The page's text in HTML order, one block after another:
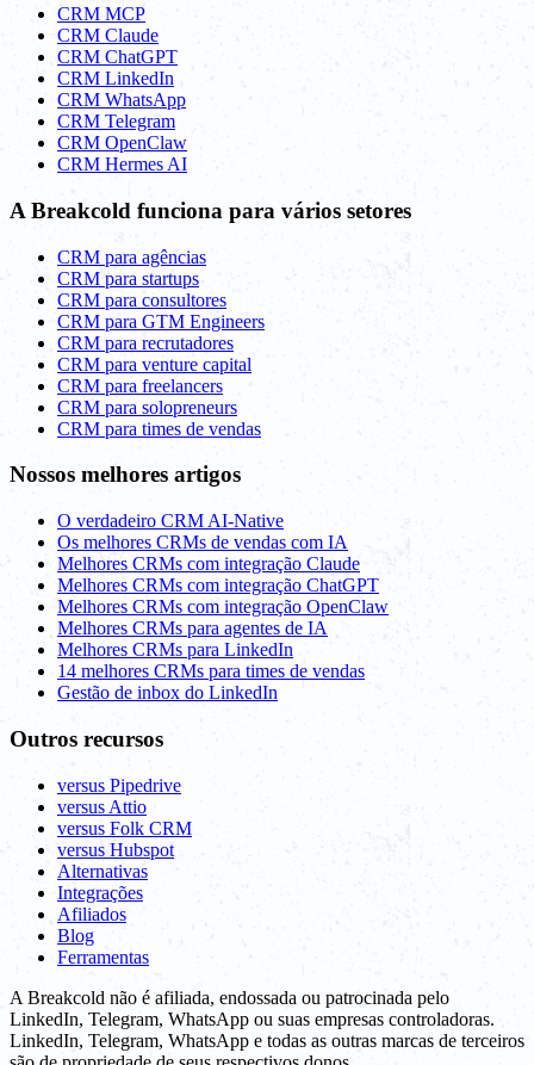
CRM MCP
CRM Claude
CRM ChatGPT
CRM LinkedIn
CRM WhatsApp
CRM Telegram
CRM OpenClaw
CRM Hermes AI
A Breakcold funciona para vários setores
CRM para agências
CRM para startups
CRM para consultores
CRM para GTM Engineers
CRM para recrutadores
CRM para venture capital
CRM para freelancers
CRM para solopreneurs
CRM para times de vendas
Nossos melhores artigos
O verdadeiro CRM AI-Native
Os melhores CRMs de vendas com IA
Melhores CRMs com integração Claude
Melhores CRMs com integração ChatGPT
Melhores CRMs com integração OpenClaw
Melhores CRMs para agentes de IA
Melhores CRMs para LinkedIn
14 melhores CRMs para times de vendas
Gestão de inbox do LinkedIn
Outros recursos
versus Pipedrive
versus Attio
versus Folk CRM
versus Hubspot
Alternativas
Integrações
Afiliados
Blog
Ferramentas
A Breakcold não é afiliada, endossada ou patrocinada pelo
LinkedIn, Telegram, WhatsApp ou suas empresas controladoras.
LinkedIn, Telegram, WhatsApp e todas as outras marcas de terceiros